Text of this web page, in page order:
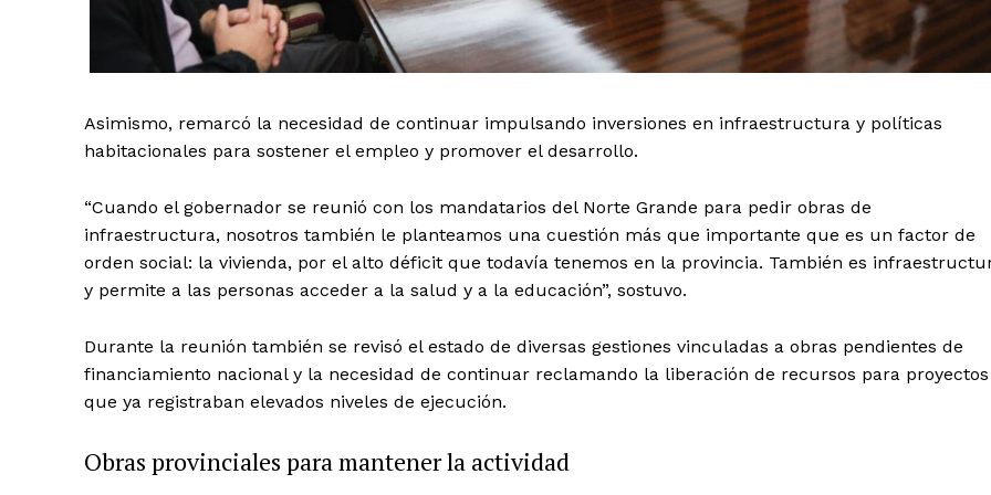
Asimismo, remarcó la necesidad de continuar impulsando inversiones en infraestructura y políticas
habitacionales para sostener el empleo y promover el desarrollo.
“Cuando el gobernador se reunió con los mandatarios del Norte Grande para pedir obras de
infraestructura, nosotros también le planteamos una cuestión más que importante que es un factor de
orden social: la vivienda, por el alto déficit que todavía tenemos en la provincia. También es
y permite a las personas acceder a la salud y a la educación”, sostuvo.
Durante la reunión también se revisó el estado de diversas gestiones vinculadas a obras pendientes de
financiamiento nacional y la necesidad de continuar reclamando la liberación de recursos para proyectos
que ya registraban elevados niveles de ejecución.
Obras provinciales para mantener la actividad